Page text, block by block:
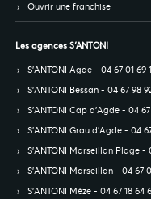
Ouvrir une franchise
Les agences S’ANTONI
S’ANTONI Agde - 04 67 01 69
S’ANTONI Bessan - 04 67 98
S’ANTONI Cap d'Agde - 04
S’ANTONI Grau d'Agde - 04
S’ANTONI Marseillan Plage -
S’ANTONI Marseillan - 04 67
S’ANTONI Mèze - 04 67 18 64